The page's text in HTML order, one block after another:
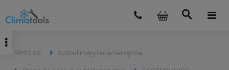
Autoklimatyzacja narzędzia